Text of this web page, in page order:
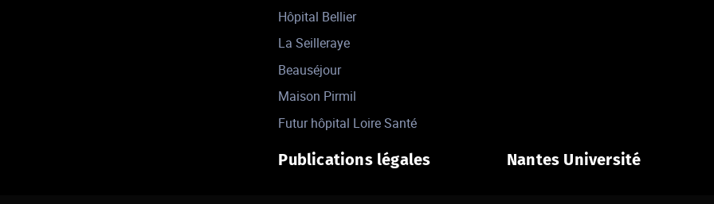
Hôpital Bellier
La Seilleraye
Beauséjour
Maison Pirmil
Futur hôpital Loire Santé
Publications légales Nantes Université